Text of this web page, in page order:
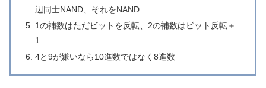
辺同士NAND、それをNAND
1の補数はただビットを反転、2の補数はビット反転＋
1
4と9が嫌いなら10進数ではなく8進数